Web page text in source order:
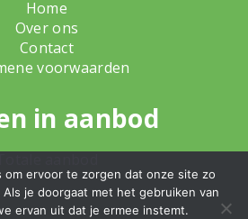
Home
Over ons
Contact
voorwaarden
in aanbod
om ervoor te zorgen dat onze site zo
je doorgaat met het gebruiken van
ervan uit dat je ermee instemt.